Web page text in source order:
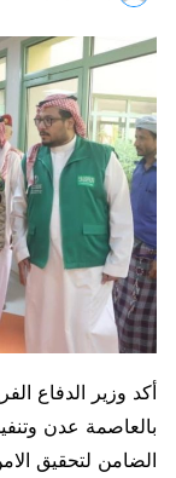
أكد وزير الدفاع
بالعاصمة عدن
الضامن لتحقيق